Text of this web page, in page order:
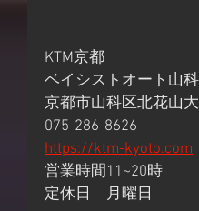
KTM京都
ベイシストオート山
京都市山科区北花山
075-286-8626
https://ktm-kyoto.com
営業時間11~20時
定休日　月曜日